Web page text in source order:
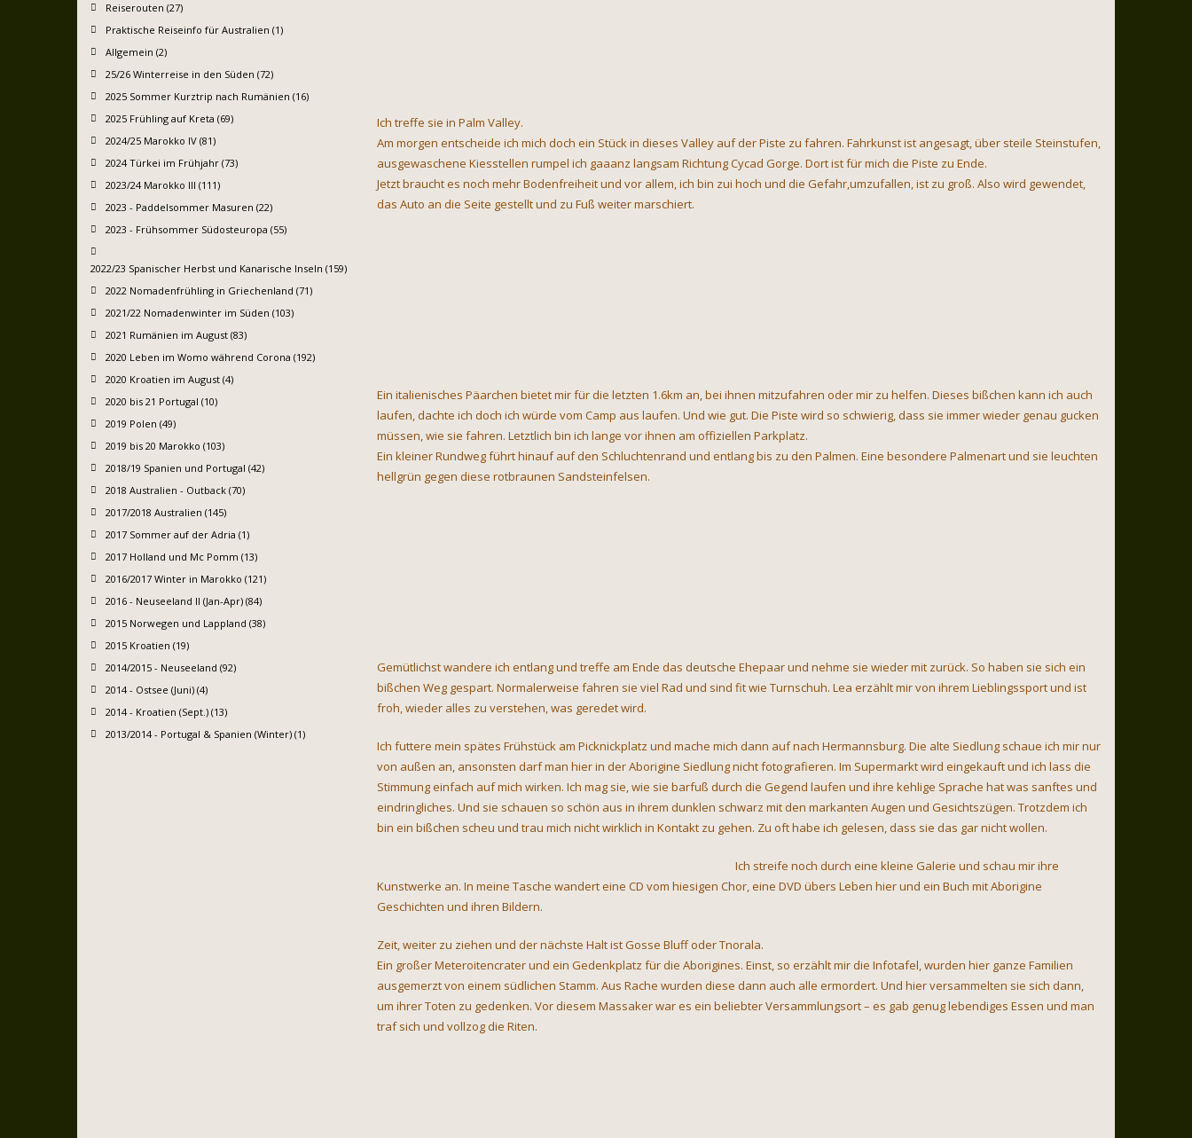
Ich treffe sie in Palm Valley.
Am morgen entscheide ich mich doch ein Stück in dieses Valley auf der Piste zu fahren. Fahrkunst ist angesagt, über steile Steinstufen,
ausgewaschene Kiesstellen rumpel ich gaaanz langsam Richtung Cycad Gorge. Dort ist für mich die Piste zu Ende.
Jetzt braucht es noch mehr Bodenfreiheit und vor allem, ich bin zui hoch und die Gefahr,umzufallen, ist zu groß. Also wird gewendet,
das Auto an die Seite gestellt und zu Fuß weiter marschiert.
Ein italienisches Päarchen bietet mir für die letzten 1.6km an, bei ihnen mitzufahren oder mir zu helfen. Dieses bißchen kann ich auch
laufen, dachte ich doch ich würde vom Camp aus laufen. Und wie gut. Die Piste wird so schwierig, dass sie immer wieder genau gucken
müssen, wie sie fahren. Letztlich bin ich lange vor ihnen am offiziellen Parkplatz.
Ein kleiner Rundweg führt hinauf auf den Schluchtenrand und entlang bis zu den Palmen. Eine besondere Palmenart und sie leuchten
hellgrün gegen diese rotbraunen Sandsteinfelsen.
Gemütlichst wandere ich entlang und treffe am Ende das deutsche Ehepaar und nehme sie wieder mit zurück. So haben sie sich ein
bißchen Weg gespart. Normalerweise fahren sie viel Rad und sind fit wie Turnschuh. Lea erzählt mir von ihrem Lieblingssport und ist
froh, wieder alles zu verstehen, was geredet wird.
Ich futtere mein spätes Frühstück am Picknickplatz und mache mich dann auf nach Hermannsburg. Die alte Siedlung schaue ich mir nur
von außen an, ansonsten darf man hier in der Aborigine Siedlung nicht fotografieren. Im Supermarkt wird eingekauft und ich lass die
Stimmung einfach auf mich wirken. Ich mag sie, wie sie barfuß durch die Gegend laufen und ihre kehlige Sprache hat was sanftes und
eindringliches. Und sie schauen so schön aus in ihrem dunklen schwarz mit den markanten Augen und Gesichtszügen. Trotzdem ich
bin ein bißchen scheu und trau mich nicht wirklich in Kontakt zu gehen. Zu oft habe ich gelesen, dass sie das gar nicht wollen.
Ich streife noch durch eine kleine Galerie und schau mir ihre
Kunstwerke an. In meine Tasche wandert eine CD vom hiesigen Chor, eine DVD übers Leben hier und ein Buch mit Aborigine
Geschichten und ihren Bildern.
Zeit, weiter zu ziehen und der nächste Halt ist Gosse Bluff oder Tnorala.
Ein großer Meteroitencrater und ein Gedenkplatz für die Aborigines. Einst, so erzählt mir die Infotafel, wurden hier ganze Familien
ausgemerzt von einem südlichen Stamm. Aus Rache wurden diese dann auch alle ermordert. Und hier versammelten sie sich dann,
um ihrer Toten zu gedenken. Vor diesem Massaker war es ein beliebter Versammlungsort – es gab genug lebendiges Essen und man
traf sich und vollzog die Riten.
Reiserouten (27)
Praktische Reiseinfo für Australien (1)
Allgemein (2)
25/26 Winterreise in den Süden (72)
2025 Sommer Kurztrip nach Rumänien (16)
2025 Frühling auf Kreta (69)
2024/25 Marokko IV (81)
2024 Türkei im Frühjahr (73)
2023/24 Marokko III (111)
2023 - Paddelsommer Masuren (22)
2023 - Frühsommer Südosteuropa (55)
2022/23 Spanischer Herbst und Kanarische Inseln (159)
2022 Nomadenfrühling in Griechenland (71)
2021/22 Nomadenwinter im Süden (103)
2021 Rumänien im August (83)
2020 Leben im Womo während Corona (192)
2020 Kroatien im August (4)
2020 bis 21 Portugal (10)
2019 Polen (49)
2019 bis 20 Marokko (103)
2018/19 Spanien und Portugal (42)
2018 Australien - Outback (70)
2017/2018 Australien (145)
2017 Sommer auf der Adria (1)
2017 Holland und Mc Pomm (13)
2016/2017 Winter in Marokko (121)
2016 - Neuseeland II (Jan-Apr) (84)
2015 Norwegen und Lappland (38)
2015 Kroatien (19)
2014/2015 - Neuseeland (92)
2014 - Ostsee (Juni) (4)
2014 - Kroatien (Sept.) (13)
2013/2014 - Portugal & Spanien (Winter) (1)